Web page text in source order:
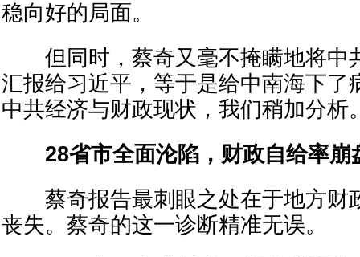
稳向好的局面。
但同时，蔡奇又毫不掩瞒地将中
汇报给习近平，等于是给中南海下了
中共经济与财政现状，我们稍加分析
28省市全面沦陷，财政自给率崩
蔡奇报告最刺眼之处在于地方财
丧失。蔡奇的这一诊断精准无误。